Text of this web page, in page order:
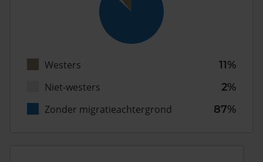
Westers
11%
Niet-westers
2%
Zonder migratieachtergrond
87%